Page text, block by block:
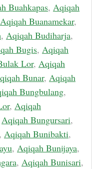
Buahkapas, Aqiqah
Aqiqah Buanamekar,
, Aqiqah Budiharja,
Bugis, Aqiqah
Lor, Aqiqah
Bunar, Aqiqah
Bungbulang,
, Aqiqah
Aqiqah Bungursari,
, Aqiqah Bunibakti,
, Aqiqah Bunijaya,
, Aqiqah Bunisari,